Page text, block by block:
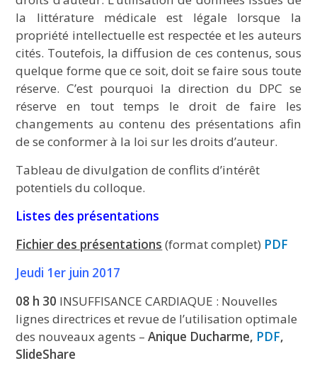
la littérature médicale est légale lorsque la
propriété intellectuelle est respectée et les auteurs
cités. Toutefois, la diffusion de ces contenus, sous
quelque forme que ce soit, doit se faire sous toute
réserve. C’est pourquoi la direction du DPC se
réserve en tout temps le droit de faire les
changements au contenu des présentations afin
de se conformer à la loi sur les droits d’auteur.
Tableau de divulgation de conflits d’intérêt
potentiels du colloque.
Listes des présentations
Fichier des présentations (format complet) PDF
Jeudi 1er juin 2017
08 h 30 INSUFFISANCE CARDIAQUE : Nouvelles
lignes directrices et revue de l’utilisation optimale
des nouveaux agents –Anique Ducharme, PDF,
SlideShare